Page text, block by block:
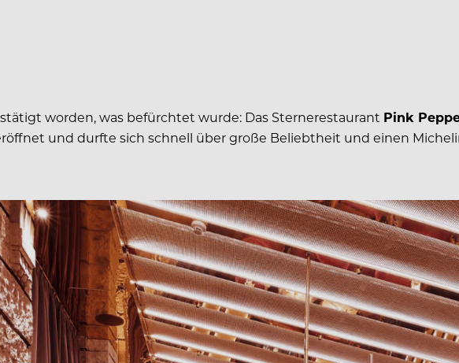
worden, was befürchtet wurde: Das Sternerestaurant Pink
und durfte sich schnell über große Beliebtheit und einen